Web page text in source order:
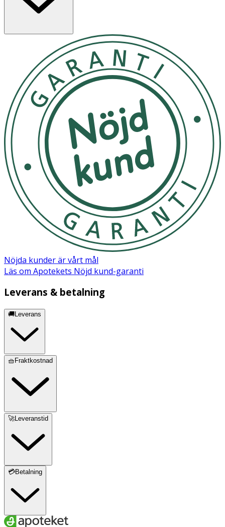
bästa resultat.
Utsätt ej för direkt solljus
OK för gravida och ammande:
Ingredienser:
Ethyl Acetate, Butyl Acetate, Nitrocellulose, Acetyl
Tributyl Citrate, Adipic Acid/Neopentyl Glycol/Trimellitic
Anhydride Copolymer, Isopropyl Alcohol, Acrylates
Copolymer, Trimethylsiloxysilicate, Ethyl
Trimethylbenzoyl Phenylphosphinate,
Isopropylidenediphenyl Bisoxyhydroxypropyl
Methacrylate, Drometrizole, CI 60725,
Nöjda kunder är vårt mål
Läs om Apotekets Nöjd kund-garanti
Leverans & betalning
🚚Leverans
🧺Fraktkostnad
🚀Leveranstid
💳Betalning